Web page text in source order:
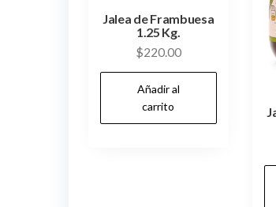
Jalea de Frambuesa
1.25 Kg.
$220.00
Añadir al
carrito